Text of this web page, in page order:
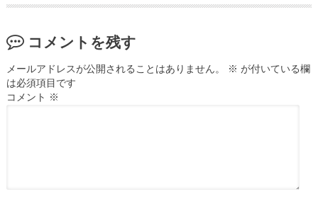
コメントを残す
メールアドレスが公開されることはありません。 ※ が付いている欄
は必須項目です
コメント ※